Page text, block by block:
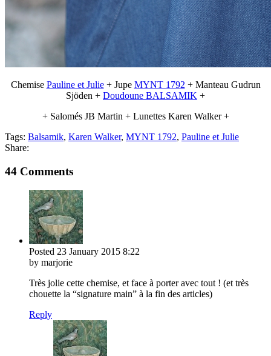
Chemise Pauline et Julie+ Jupe MYNT 1792 + Manteau Gudrun
Sjöden + Doudoune BALSAMIK +
+ Salomés JB Martin + Lunettes Karen Walker +
Tags: Balsamik, Karen Walker, MYNT 1792, Pauline et Julie
Share:
44 Comments
Posted 23 January 2015 8:22
by marjorie
Très jolie cette chemise, et face à porter avec tout ! (et très
chouette la “signature main” à la fin des articles)
Reply